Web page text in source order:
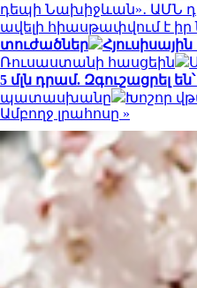
դեպի Նախիջևան»․ ԱՄՆ
ավելի հիասթափվում է
տուժածներ
Ռուսաստանի հասցեին
5 մլն դրամ. Զգուշացրել
պատասխանը
Խոշոր
Ամբողջ լրահոսը »